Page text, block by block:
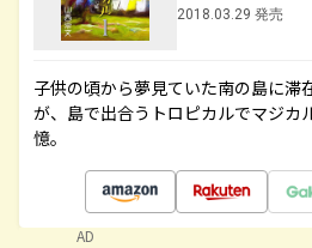
2018.03.29 発売
子供の頃から夢見ていた南の島に滞
が、島で出合うトロピカルでマジカ
憶。
AD